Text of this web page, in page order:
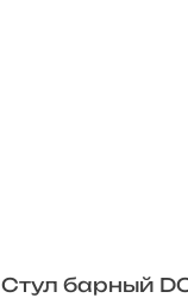
Стул барный